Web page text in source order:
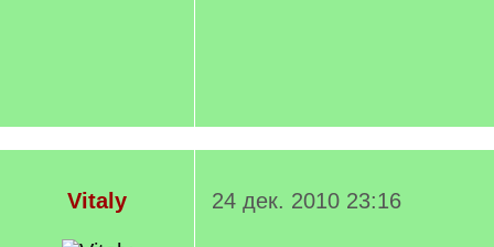
Vitaly 24 дек. 2010 23:16